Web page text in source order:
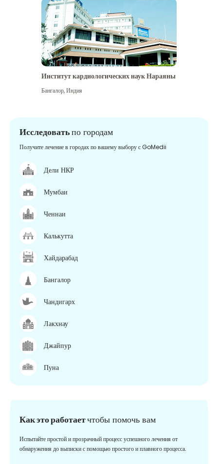
Институт кардиологических наук Нараяны
Бангалор,Индия
Исследоватьпо городам
Получите лечение в городах по вашему выбору с GoMedii
Дели НКР
Мумбаи
Ченнаи
Калькутта
Хайдарабад
Бангалор
Чандигарх
Лакхнау
Джайпур
Пуна
Как это работаетчтобы помочь вам
Испытайте простой и прозрачный процесс успешного лечения от
обнаружения до выписки с помощью простого и плавного процесса.